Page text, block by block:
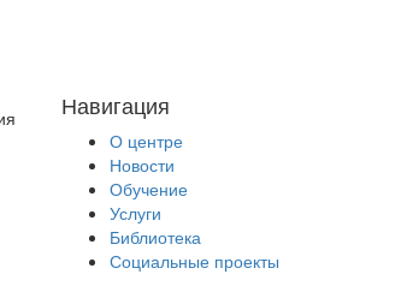
Навигация
О центре
Новости
Обучение
Услуги
Библиотека
Социальные проекты